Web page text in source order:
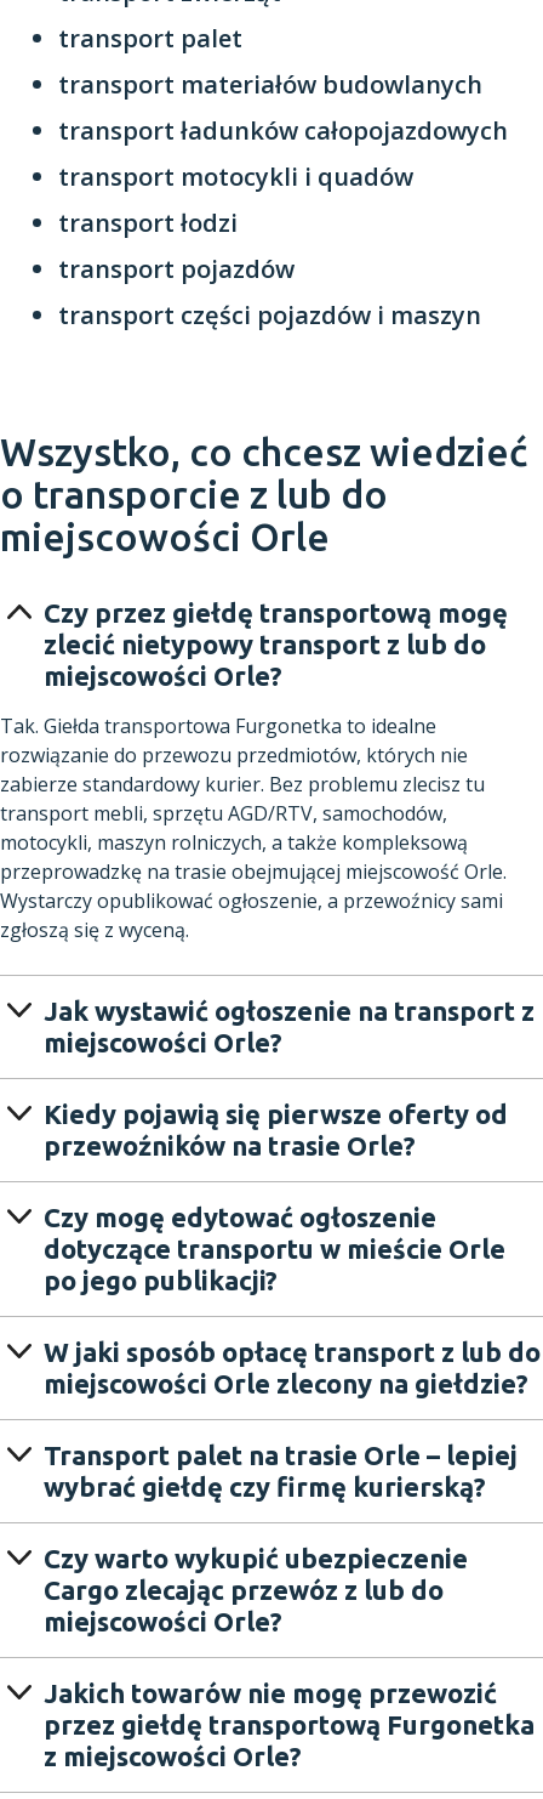
transport palet
transport materiałów budowlanych
transport ładunków całopojazdowych
transport motocykli i quadów
transport łodzi
transport pojazdów
transport części pojazdów i maszyn
Wszystko, co chcesz wiedzieć
o transporcie z lub do
miejscowości Orle
Czy przez giełdę transportową mogę
zlecić nietypowy transport z lub do
miejscowości Orle?
Tak. Giełda transportowa Furgonetka to idealne
rozwiązanie do przewozu przedmiotów, których nie
zabierze standardowy kurier. Bez problemu zlecisz tu
transport mebli, sprzętu AGD/RTV, samochodów,
motocykli, maszyn rolniczych, a także kompleksową
przeprowadzkę na trasie obejmującej miejscowość Orle.
Wystarczy opublikować ogłoszenie, a przewoźnicy sami
zgłoszą się z wyceną.
Jak wystawić ogłoszenie na transport z
miejscowości Orle?
Kiedy pojawią się pierwsze oferty od
przewoźników na trasie Orle?
Czy mogę edytować ogłoszenie
dotyczące transportu w mieście Orle
po jego publikacji?
W jaki sposób opłacę transport z lub do
miejscowości Orle zlecony na giełdzie?
Transport palet na trasie Orle – lepiej
wybrać giełdę czy firmę kurierską?
Czy warto wykupić ubezpieczenie
Cargo zlecając przewóz z lub do
miejscowości Orle?
Jakich towarów nie mogę przewozić
przez giełdę transportową Furgonetka
z miejscowości Orle?